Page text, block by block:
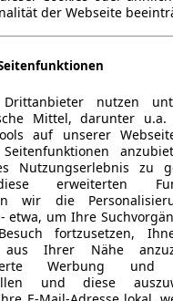
der Webseite
nutzen
Mittel, darunter u.a.
auf unserer
Nutzungserlebnis zu
erweiterten
wir die
etwa, um Ihre
fortzusetzen,
aus Ihrer Nähe
Werbung und
und diese